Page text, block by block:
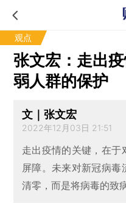
观点
张文宏：走出
弱人群的保护
文｜张文宏
2022年12月03日 21:51
走出疫情的关键，在于
屏障。未来对新冠病
清零，而是将病毒的致